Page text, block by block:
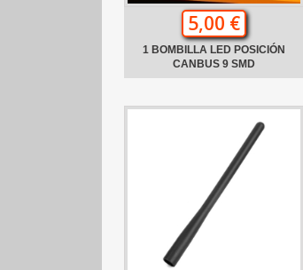
5,00 €
1 BOMBILLA LED POSICIÓN
CANBUS 9 SMD